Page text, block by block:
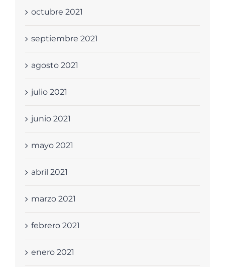
octubre 2021
septiembre 2021
agosto 2021
julio 2021
junio 2021
mayo 2021
abril 2021
marzo 2021
febrero 2021
enero 2021